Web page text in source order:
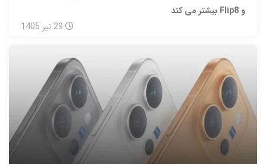
و Flip8 بیشتر می‌ کند
29 تیر 1405